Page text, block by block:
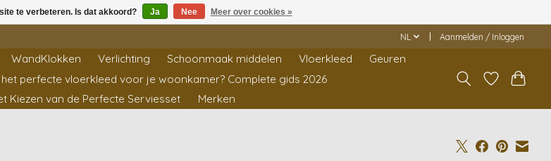
NL Aanmelden / Inloggen
WandKlokken Verlichting Schoonmaak middelen Vloerkleed
Geuren
perfecte vloerkleed voor je woonkamer? Complete gids 2026
Kiezen van de Perfecte Serviesset
Merken
te verbeteren. Is dat akkoord? Ja Nee Meer over cookies »